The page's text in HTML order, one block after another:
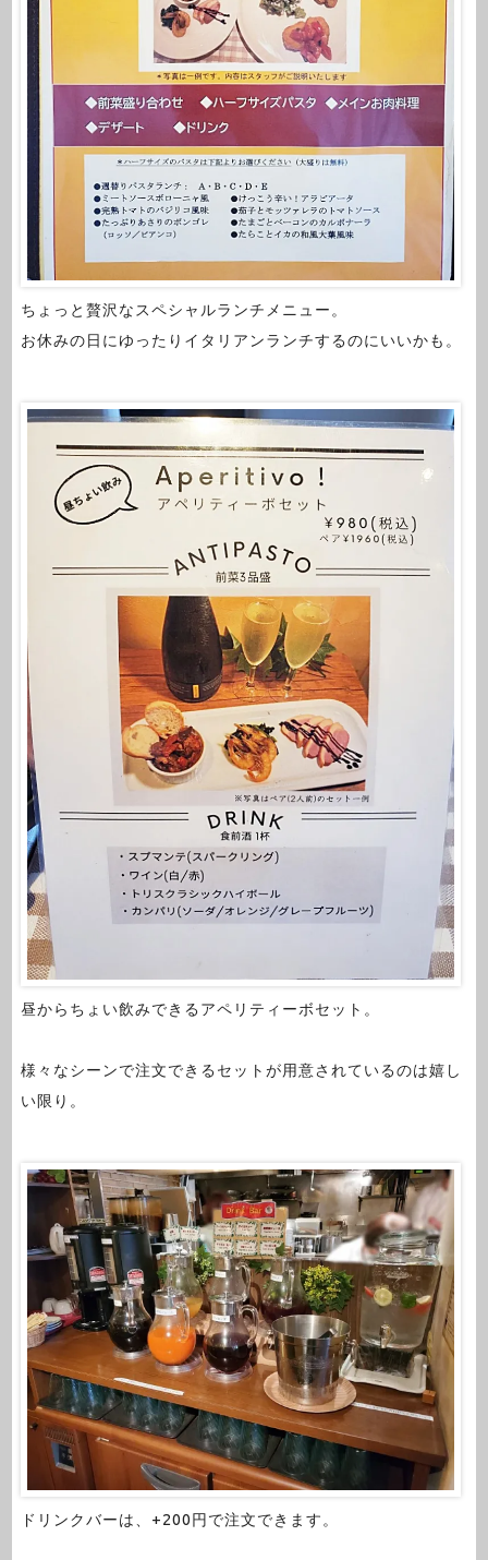
ちょっと贅沢なスペシャルランチメニュー。
お休みの日にゆったりイタリアンランチするのにいいかも。
昼からちょい飲みできるアペリティーボセット。
様々なシーンで注文できるセットが用意されているのは嬉し
い限り。
ドリンクバーは、+200円で注文できます。